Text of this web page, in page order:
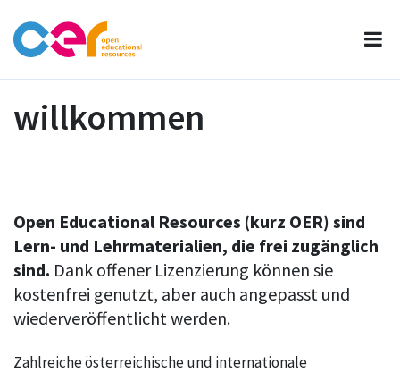
willkommen
Open Educational Resources (kurz OER) sind
Lern- und Lehrmaterialien, die frei zugänglich
sind. Dank offener Lizenzierung können sie
kostenfrei genutzt, aber auch angepasst und
wiederveröffentlicht werden.
Zahlreiche österreichische und internationale